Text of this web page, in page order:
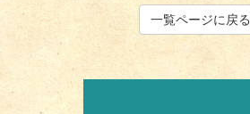
一覧ページに戻る